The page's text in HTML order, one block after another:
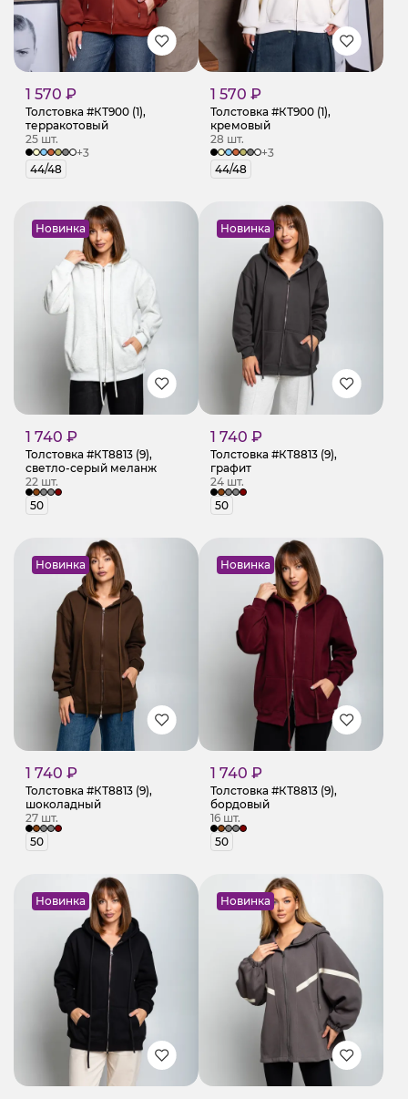
1 570 ₽
Толстовка #КТ900 (1),
терракотовый
25 шт.
+3
44/48
1 570 ₽
Толстовка #КТ900 (1),
кремовый
28 шт.
+3
44/48
Новинка
1 740 ₽
Толстовка #КТ8813 (9),
светло-серый меланж
22 шт.
50
Новинка
1 740 ₽
Толстовка #КТ8813 (9),
графит
24 шт.
50
Новинка
1 740 ₽
Толстовка #КТ8813 (9),
шоколадный
27 шт.
50
Новинка
1 740 ₽
Толстовка #КТ8813 (9),
бордовый
16 шт.
50
Новинка Новинка